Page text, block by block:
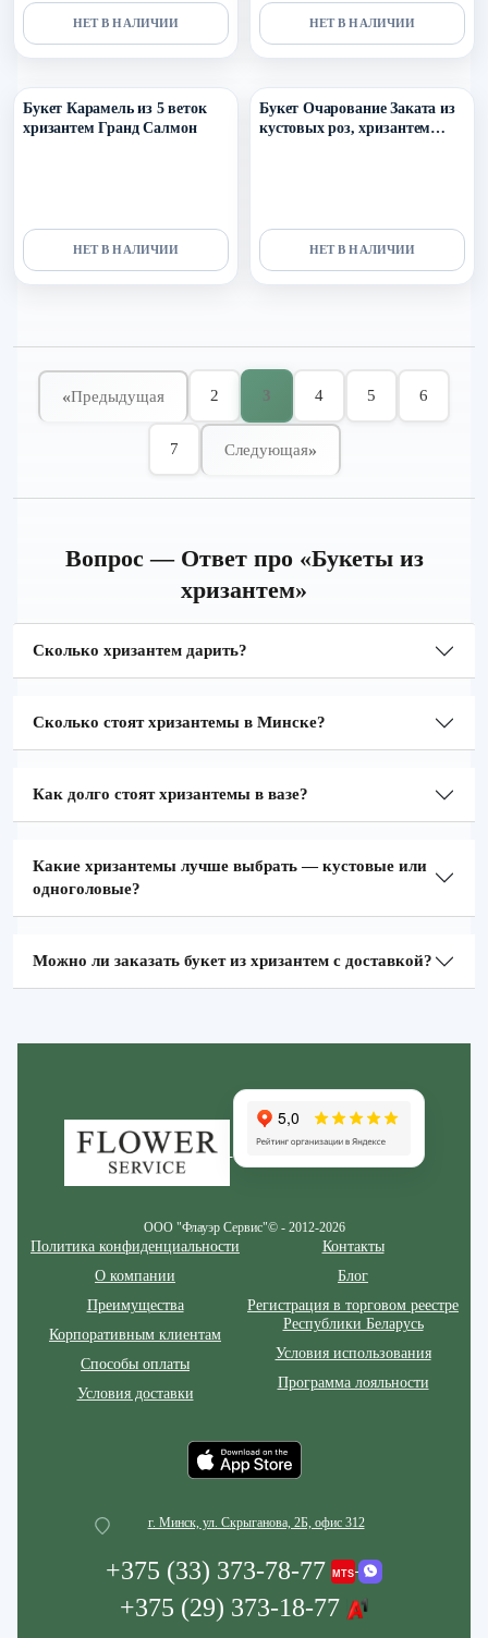
НЕТ В НАЛИЧИИ НЕТ В НАЛИЧИИ
Букет Карамель из 5 веток
хризантем Гранд Салмон
НЕТ В НАЛИЧИИ
Букет Очарование Заката из
кустовых роз, хризантем
НЕТ В НАЛИЧИИ
«Предыдущая 2 3 4 5 6
7 Следующая»
Вопрос — Ответ про «Букеты из
хризантем»
Сколько хризантем дарить?
Сколько стоят хризантемы в Минске?
Как долго стоят хризантемы в вазе?
Какие хризантемы лучше выбрать — кустовые или
одноголовые?
Можно ли заказать букет из хризантем с доставкой?
ООО "Флауэр Сервис"© - 2012-2026
Политика конфиденциальности
О компании
Преимущества
Корпоративным клиентам
Способы оплаты
Условия доставки
Контакты
Блог
Регистрация в торговом реестре
Республики Беларусь
Условия использования
Программа лояльности
г. Минск, ул. Скрыганова, 2Б, офис 312
+375 (33) 373-78-77
+375 (29) 373-18-77